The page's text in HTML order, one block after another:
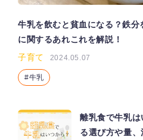
牛乳を飲むと貧血になる？鉄
に関するあれこれを解説！
子育て 2024.05.07
牛乳
離乳食で牛乳
る選び方や量